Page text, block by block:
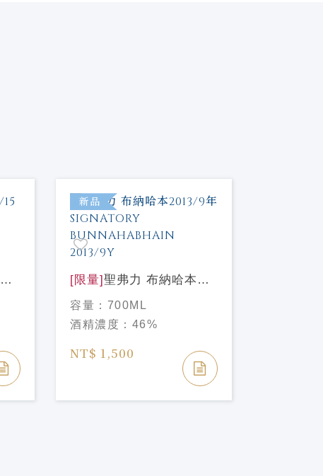
新品
[限量] 聖弗力 布納哈本
2013/9年 SIGNATORY
BUNNAHABHAIN
2013/9Y
容量： 700ML
酒精濃度： 46%
NT$ 1,500